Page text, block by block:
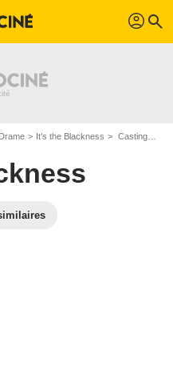
profil search
It’s the Blackness Casting It’s the Blackness